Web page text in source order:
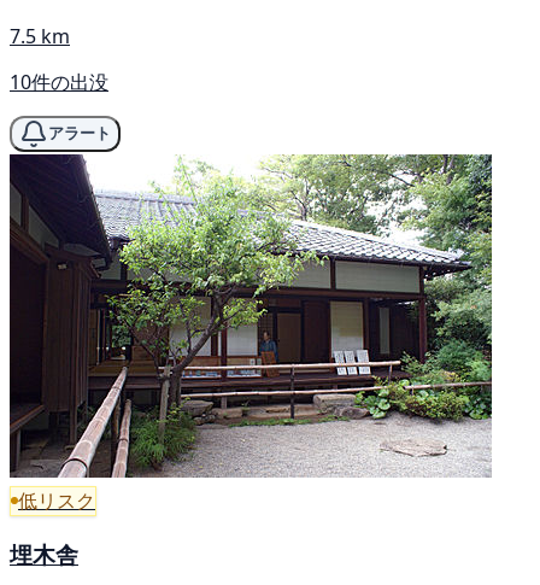
7.5 km
10件の出没
アラート
低リスク
埋木舎